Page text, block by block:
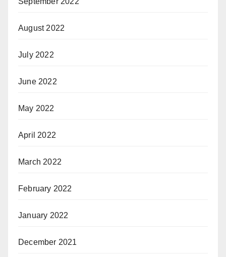
August 2022
July 2022
June 2022
May 2022
April 2022
March 2022
February 2022
January 2022
December 2021